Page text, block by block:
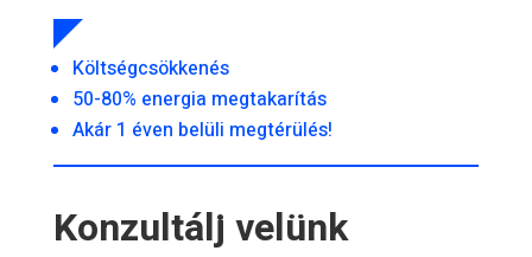
Költségcsökkenés
50-80% energia megtakarítás
Akár 1 éven belüli megtérülés!
Konzultálj velünk